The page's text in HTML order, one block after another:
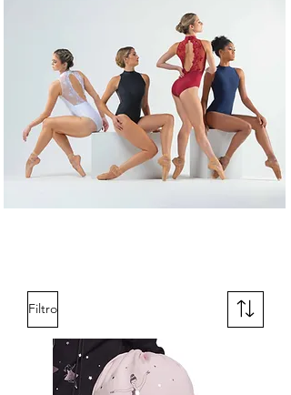
Filtro